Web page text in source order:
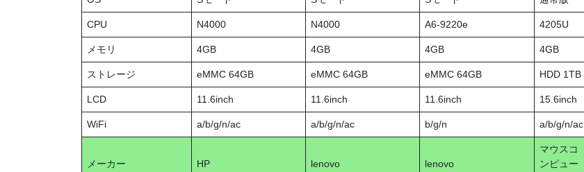
CPU N4000 N4000 A6-9220e 4205U
メモリ 4GB 4GB 4GB 4GB
ストレージ eMMC 64GB eMMC 64GB eMMC 64GB HDD 1TB
LCD 11.6inch 11.6inch 11.6inch 15.6inch
WiFi a/b/g/n/ac a/b/g/n/ac b/g/n a/b/g/n/ac
メーカー HP lenovo lenovo
マウスコ
ンピュー